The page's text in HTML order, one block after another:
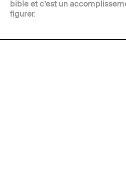
bible et c’est un
figurer.